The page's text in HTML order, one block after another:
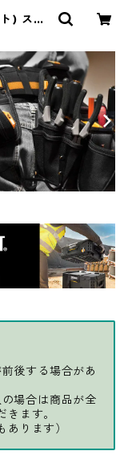
) スモ
後する場合があ
場合は商品が全
ます。
ります）